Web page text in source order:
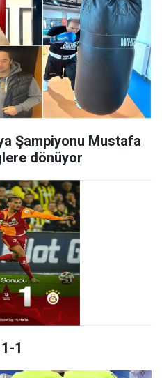
Şampiyonu Mustafa
dönüyor
1